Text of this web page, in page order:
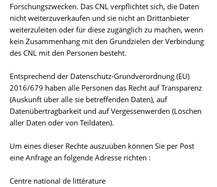
Forschungszwecken. Das CNL verpflichtet sich, die Daten
nicht weiterzuverkaufen und sie nicht an Drittanbieter
weiterzuleiten oder für diese zugänglich zu machen, wenn
kein Zusammenhang mit den Grundzielen der Verbindung
des CNL mit den Personen besteht.
Entsprechend der Datenschutz-Grundverordnung (EU)
2016/679 haben alle Personen das Recht auf Transparenz
(Auskunft über alle sie betreffenden Daten), auf
Datenübertragbarkeit und auf Vergessenwerden (Löschen
aller Daten oder von Teildaten).
Um eines dieser Rechte auszuüben können Sie per Post
eine Anfrage an folgende Adresse richten :
Centre national de littérature